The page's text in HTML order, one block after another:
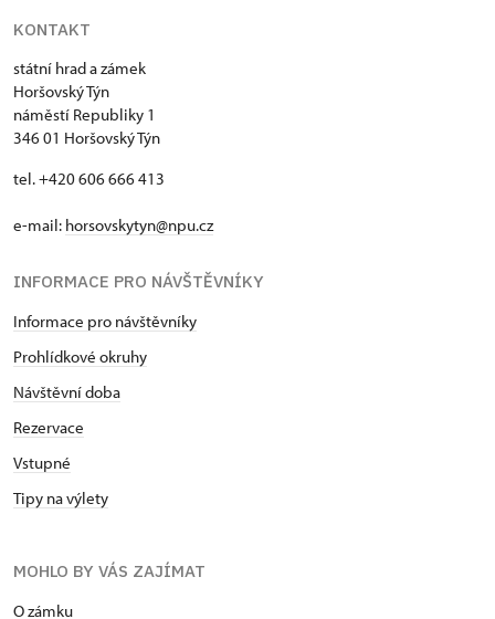
KONTAKT
státní hrad a zámek
Horšovský Týn
náměstí Republiky 1
346 01 Horšovský Týn
tel. +420 606 666 413
e-mail: horsovskytyn@npu.cz
INFORMACE PRO NÁVŠTĚVNÍKY
Informace pro návštěvníky
Prohlídkové okruhy
Návštěvní doba
Rezervace
Vstupné
Tipy na výlety
MOHLO BY VÁS ZAJÍMAT
O zámku